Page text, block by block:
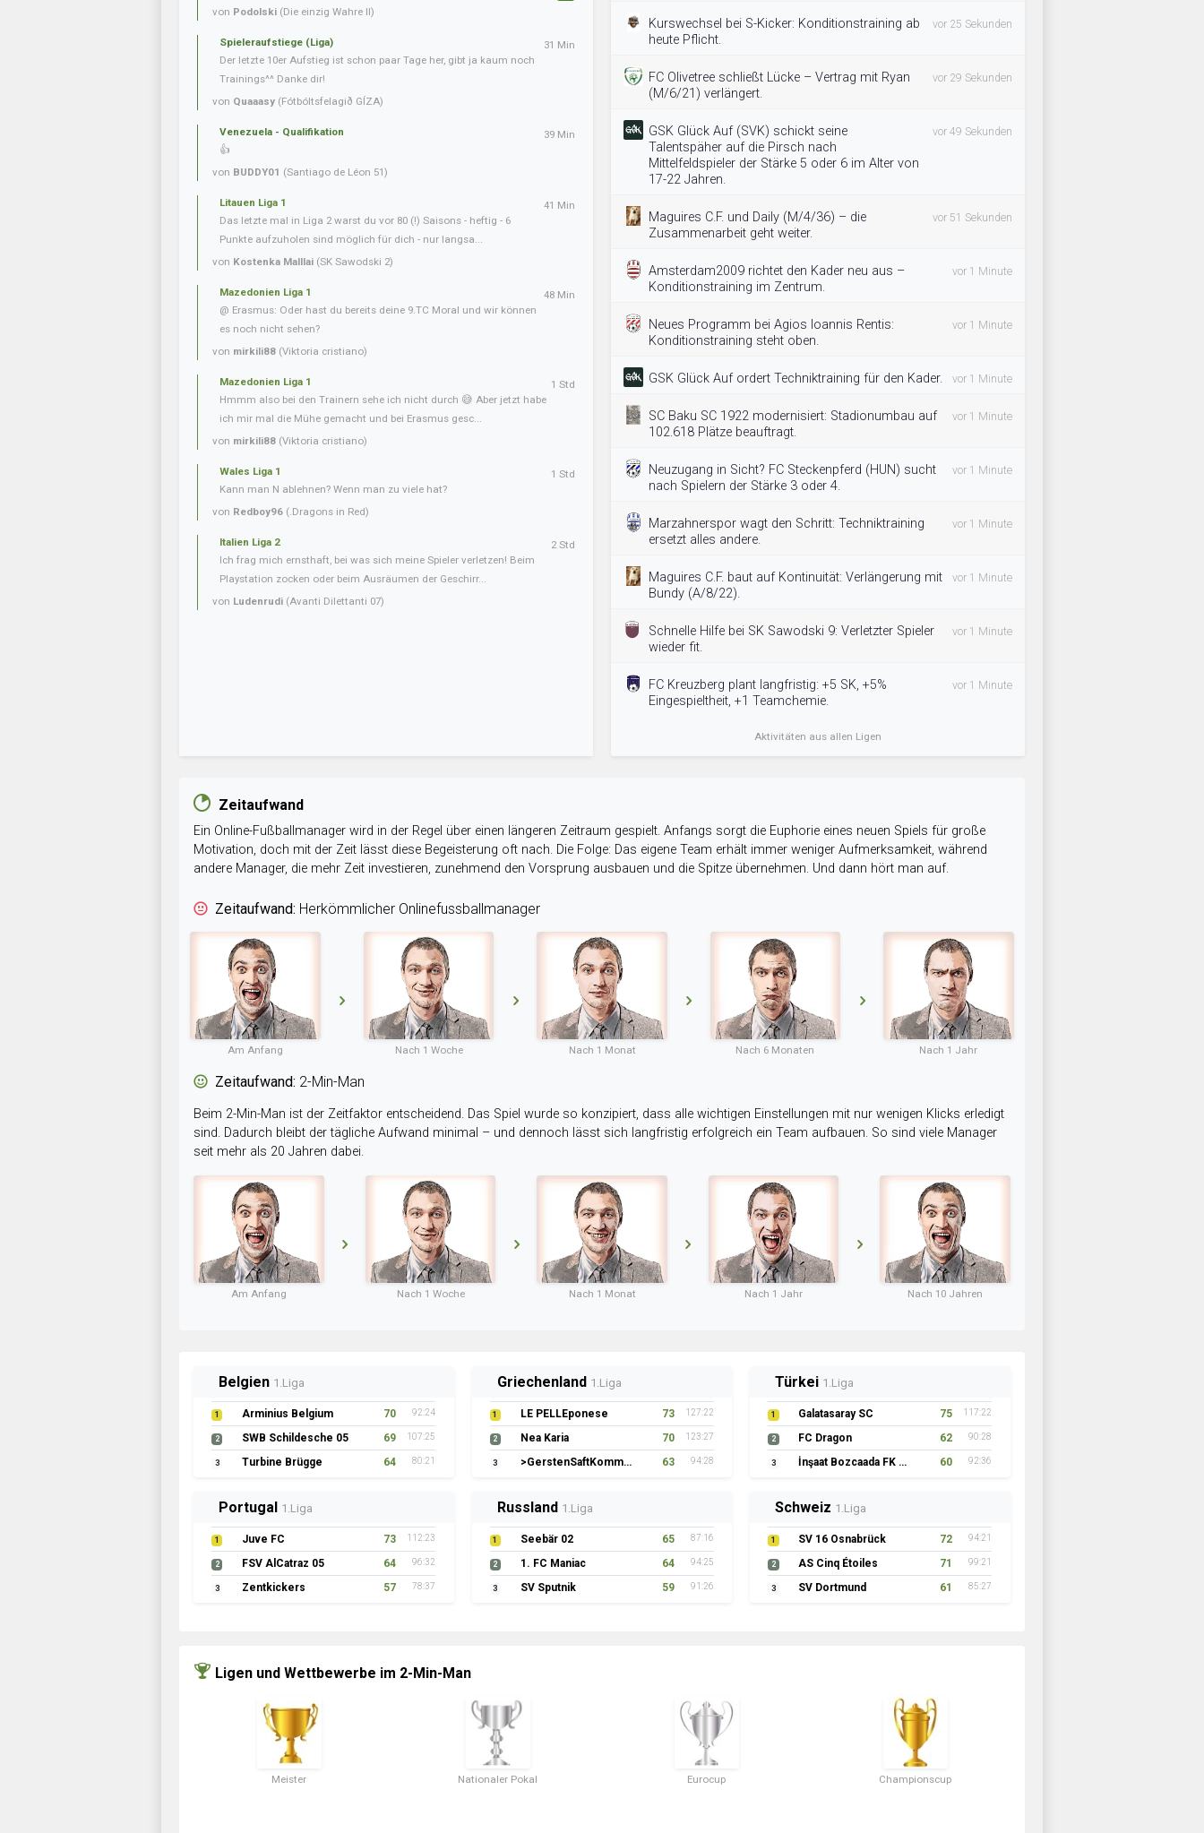
von Podolski (Die einzig Wahre II)
Spieleraufstiege (Liga)
Der letzte 10er Aufstieg ist schon paar Tage her, gibt ja kaum noch
Trainings^^ Danke dir!
von Quaaasy (Fótbóltsfelagið GÍZA)
31 Min
Venezuela - Qualifikation
👍
von BUDDY01 (Santiago de Léon 51)
39 Min
Litauen Liga 1
Das letzte mal in Liga 2 warst du vor 80 (!) Saisons - heftig - 6
Punkte aufzuholen sind möglich für dich - nur langsa...
von Kostenka Malllai (SK Sawodski 2)
41 Min
Mazedonien Liga 1
@ Erasmus: Oder hast du bereits deine 9.TC Moral und wir können
es noch nicht sehen?
von mirkili88 (Viktoria cristiano)
48 Min
Mazedonien Liga 1
Hmmm also bei den Trainern sehe ich nicht durch 😅 Aber jetzt habe
ich mir mal die Mühe gemacht und bei Erasmus gesc...
von mirkili88 (Viktoria cristiano)
1 Std
Wales Liga 1
Kann man N ablehnen? Wenn man zu viele hat?
von Redboy96 (.Dragons in Red)
1 Std
Italien Liga 2
Ich frag mich ernsthaft, bei was sich meine Spieler verletzen! Beim
Playstation zocken oder beim Ausräumen der Geschirr...
von Ludenrudi (Avanti Dilettanti 07)
2 Std
Kurswechsel bei S-Kicker: Konditionstraining ab
heute Pflicht.
vor 25 Sekunden
FC Olivetree schließt Lücke – Vertrag mit Ryan
(M/6/21) verlängert.
vor 29 Sekunden
GSK Glück Auf (SVK) schickt seine
Talentspäher auf die Pirsch nach
Mittelfeldspieler der Stärke 5 oder 6 im Alter von
17-22 Jahren.
vor 49 Sekunden
Maguires C.F. und Daily (M/4/36) – die
Zusammenarbeit geht weiter.
vor 51 Sekunden
Amsterdam2009 richtet den Kader neu aus –
Konditionstraining im Zentrum.
vor 1 Minute
Neues Programm bei Agios Ioannis Rentis:
Konditionstraining steht oben.
vor 1 Minute
GSK Glück Auf ordert Techniktraining für den Kader. vor 1 Minute
SC Baku SC 1922 modernisiert: Stadionumbau auf
102.618 Plätze beauftragt.
vor 1 Minute
Neuzugang in Sicht? FC Steckenpferd (HUN) sucht
nach Spielern der Stärke 3 oder 4.
vor 1 Minute
Marzahnerspor wagt den Schritt: Techniktraining
ersetzt alles andere.
vor 1 Minute
Maguires C.F. baut auf Kontinuität: Verlängerung mit
Bundy (A/8/22).
vor 1 Minute
Schnelle Hilfe bei SK Sawodski 9: Verletzter Spieler
wieder fit.
vor 1 Minute
FC Kreuzberg plant langfristig: +5 SK, +5%
Eingespieltheit, +1 Teamchemie.
vor 1 Minute
Aktivitäten aus allen Ligen
Zeitaufwand
Ein Online-Fußballmanager wird in der Regel über einen längeren Zeitraum gespielt. Anfangs sorgt die Euphorie eines neuen Spiels für große
Motivation, doch mit der Zeit lässt diese Begeisterung oft nach. Die Folge: Das eigene Team erhält immer weniger Aufmerksamkeit, während
andere Manager, die mehr Zeit investieren, zunehmend den Vorsprung ausbauen und die Spitze übernehmen. Und dann hört man auf.
Zeitaufwand: Herkömmlicher Onlinefussballmanager
Am Anfang Nach 1 Woche Nach 1 Monat Nach 6 Monaten Nach 1 Jahr
Zeitaufwand: 2-Min-Man
Beim 2-Min-Man ist der Zeitfaktor entscheidend. Das Spiel wurde so konzipiert, dass alle wichtigen Einstellungen mit nur wenigen Klicks erledigt
sind. Dadurch bleibt der tägliche Aufwand minimal – und dennoch lässt sich langfristig erfolgreich ein Team aufbauen. So sind viele Manager
seit mehr als 20 Jahren dabei.
Am Anfang Nach 1 Woche Nach 1 Monat Nach 1 Jahr Nach 10 Jahren
Belgien 1.Liga
1 Arminius Belgium 70 92:24
2 SWB Schildesche 05 69 107:25
3 Turbine Brügge 64 80:21
Griechenland 1.Liga
1 LE PELLEponese 73 127:22
2 Nea Karia 70 123:27
3 >GerstenSaftKommando 63 94:28
Türkei 1.Liga
1 Galatasaray SC 75 117:22
2 FC Dragon 62 90:28
3 İnşaat Bozcaada FK 1957 60 92:36
Portugal 1.Liga
1 Juve FC 73 112:23
2 FSV AlCatraz 05 64 96:32
3 Zentkickers 57 78:37
Russland 1.Liga
1 Seebär 02 65 87:16
2 1. FC Maniac 64 94:25
3 SV Sputnik 59 91:26
Schweiz 1.Liga
1 SV 16 Osnabrück 72 94:21
2 AS Cinq Étoiles 71 99:21
3 SV Dortmund 61 85:27
Ligen und Wettbewerbe im 2-Min-Man
Meister Nationaler Pokal Eurocup Championscup